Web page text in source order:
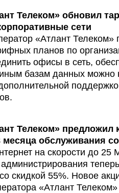
Телеком» обновил
сети
«Атлант
планов по
офисы в сеть,
базам данных можно
Телеком» предложил
месяца обслуживания
на скорости до 25
скидкой 55%. Новое
«Атлант